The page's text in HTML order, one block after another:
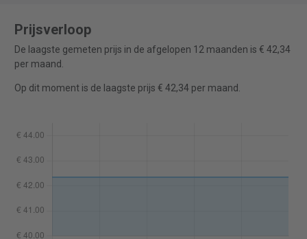
Prijsverloop
De laagste gemeten prijs in de afgelopen 12 maanden is € 42,34
per maand.
Op dit moment is de laagste prijs € 42,34 per maand.